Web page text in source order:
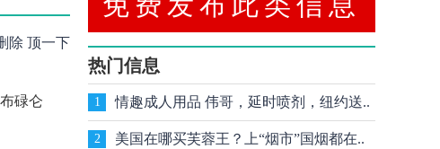
除 顶一下
碌仑
热门信息
1 情趣成人用品 伟哥，延时喷剂，纽约送..
2 美国在哪买芙蓉王？上“烟市”国烟都在..